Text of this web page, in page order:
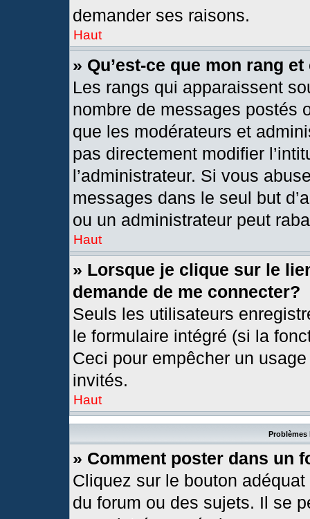
demander ses raisons.
Haut
» Qu’est-ce que mon rang
Les rangs qui apparaissent
nombre de messages postés
que les modérateurs et
pas directement modifier
l’administrateur. Si vous
messages dans le seul but
ou un administrateur peut
Haut
» Lorsque je clique sur le
demande de me connecter?
Seuls les utilisateurs
le formulaire intégré (si la
Ceci pour empêcher un
invités.
Haut
Problèmes
» Comment poster dans un
Cliquez sur le bouton
du forum ou des sujets. Il se